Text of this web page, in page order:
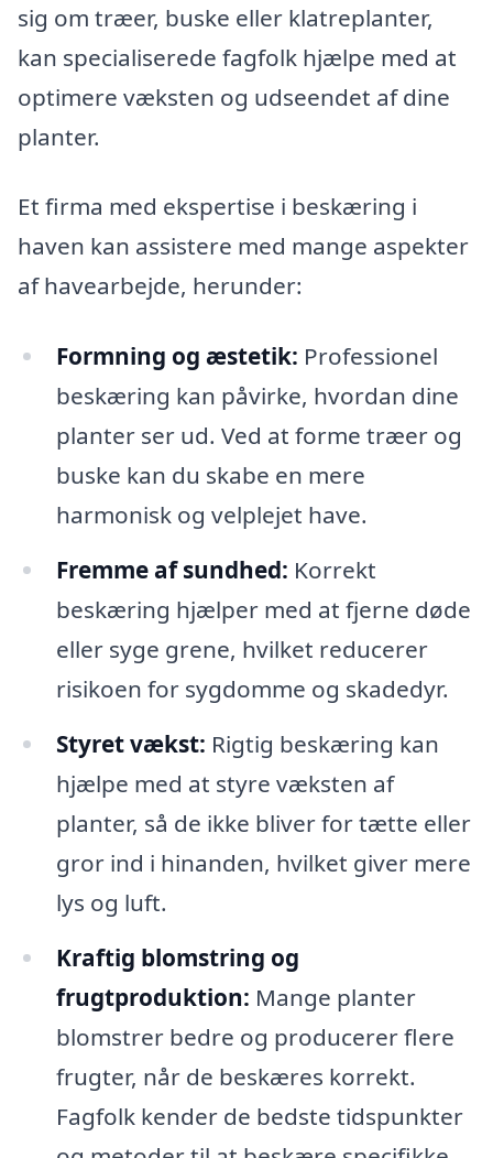
sig om træer, buske eller klatreplanter,
kan specialiserede fagfolk hjælpe med at
optimere væksten og udseendet af dine
planter.
Et firma med ekspertise i beskæring i
haven kan assistere med mange aspekter
af havearbejde, herunder:
Formning og æstetik: Professionel
beskæring kan påvirke, hvordan dine
planter ser ud. Ved at forme træer og
buske kan du skabe en mere
harmonisk og velplejet have.
Fremme af sundhed: Korrekt
beskæring hjælper med at fjerne døde
eller syge grene, hvilket reducerer
risikoen for sygdomme og skadedyr.
Styret vækst: Rigtig beskæring kan
hjælpe med at styre væksten af
planter, så de ikke bliver for tætte eller
gror ind i hinanden, hvilket giver mere
lys og luft.
Kraftig blomstring og
frugtproduktion: Mange planter
blomstrer bedre og producerer flere
frugter, når de beskæres korrekt.
Fagfolk kender de bedste tidspunkter